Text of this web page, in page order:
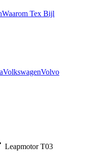
Waarom Tex Bijl
VolkswagenVolvo
Leapmotor T03